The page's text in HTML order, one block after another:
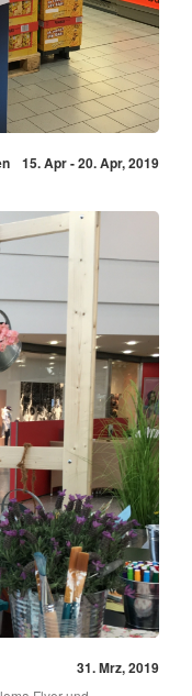
15. Apr - 20. Apr, 2019
31. Mrz, 2019